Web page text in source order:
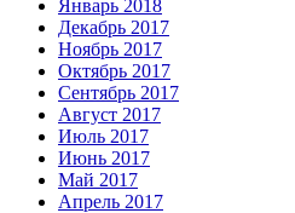
Январь 2018
Декабрь 2017
Ноябрь 2017
Октябрь 2017
Сентябрь 2017
Август 2017
Июль 2017
Июнь 2017
Май 2017
Апрель 2017